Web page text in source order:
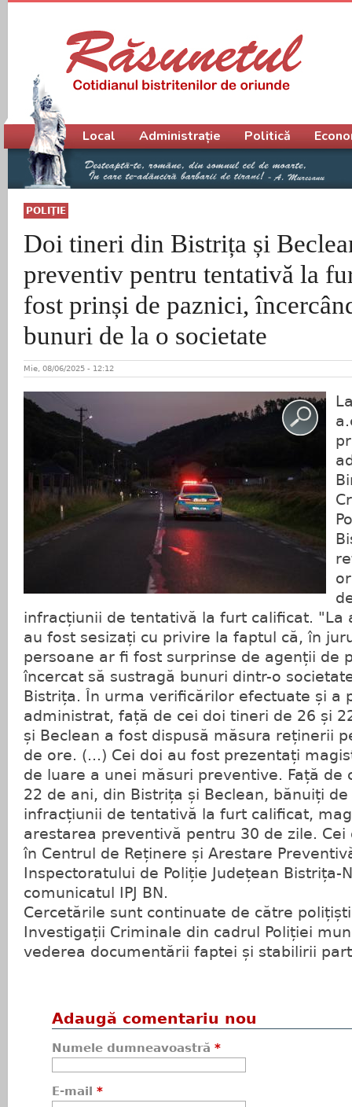
POLIŢIE
Doi tineri din Bistrița și
preventiv pentru tentativă la
fost prinși de paznici,
bunuri de la o societate
Mie, 08/06/2025 - 12:12
infracțiunii de tentativă la furt calificat. "La
au fost sesizați cu privire la faptul că, în
persoane ar fi fost surprinse de agenții de
încercat să sustragă bunuri dintr-o
Bistrița. În urma verificărilor efectuate și a
administrat, față de cei doi tineri de 26 și
și Beclean a fost dispusă măsura reținerii
de ore. (...) Cei doi au fost prezentați
de luare a unei măsuri preventive. Față de
22 de ani, din Bistrița și Beclean, bănuiți
infracțiunii de tentativă la furt calificat,
arestarea preventivă pentru 30 de zile.
în Centrul de Reținere și Arestare
Inspectoratului de Poliție Județean Bistrița-
comunicatul IPJ BN.
Cercetările sunt continuate de către
Investigații Criminale din cadrul Poliției
vederea documentării faptei și stabilirii
Adaugă comentariu nou
Numele dumneavoastră *
E-mail *
Meniu principal
Local Administrație Politică